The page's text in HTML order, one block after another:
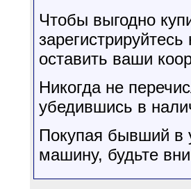
Чтобы выгодно
оставить ваши
Никогда не
убедившись в
Покупая бывший в
машину, будьте